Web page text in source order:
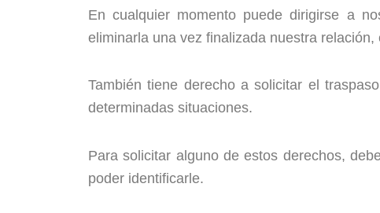
En cualquier momento puede dirigirse a
eliminarla una vez finalizada nuestra
También tiene derecho a solicitar el
determinadas situaciones.
Para solicitar alguno de estos derechos,
poder identificarle.